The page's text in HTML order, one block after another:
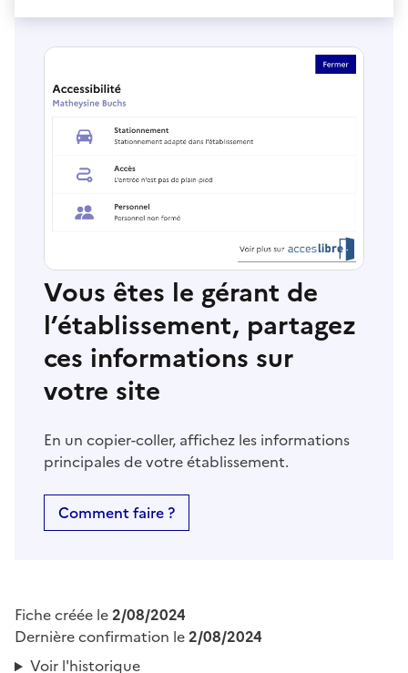
Vous êtes le gérant de
l’établissement, partagez
ces informations sur
votre site
En un copier-coller, affichez les informations
principales de votre établissement.
Comment faire ?
Fiche créée le2/08/2024
Dernière confirmation le2/08/2024
Voir l'historique